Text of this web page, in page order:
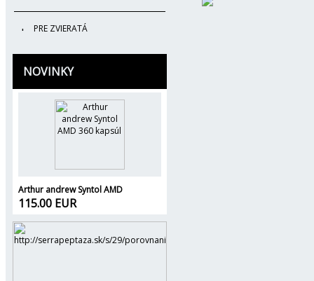
PRE ZVIERATÁ
NOVINKY
Arthur andrew Syntol AMD
115.00 EUR